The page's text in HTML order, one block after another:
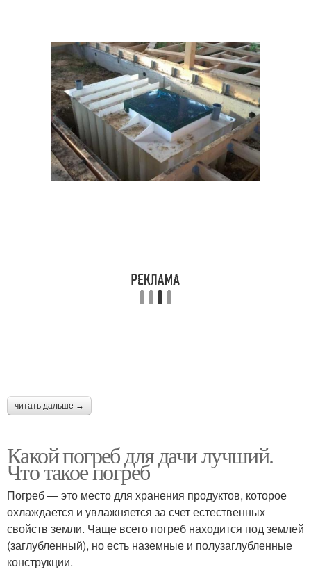
читать дальше →
Какой погреб для дачи лучший.
Что такое погреб
Погреб — это место для хранения продуктов, которое
охлаждается и увлажняется за счет естественных
свойств земли. Чаще всего погреб находится под землей
(заглубленный), но есть наземные и полузаглубленные
конструкции.